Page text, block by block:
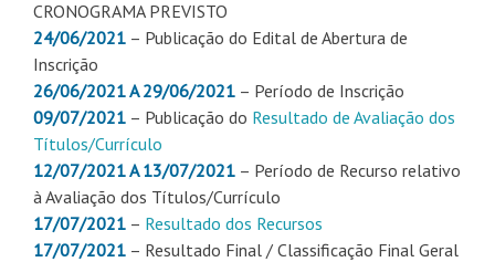
CRONOGRAMA PREVISTO
24/06/2021 – Publicação do Edital de Abertura de
Inscrição
26/06/2021 A 29/06/2021 – Período de Inscrição
09/07/2021 – Publicação do Resultado de Avaliação dos
Títulos/Currículo
12/07/2021 A 13/07/2021 – Período de Recurso relativo
à Avaliação dos Títulos/Currículo
17/07/2021 – Resultado dos Recursos
17/07/2021 – Resultado Final / Classificação Final Geral